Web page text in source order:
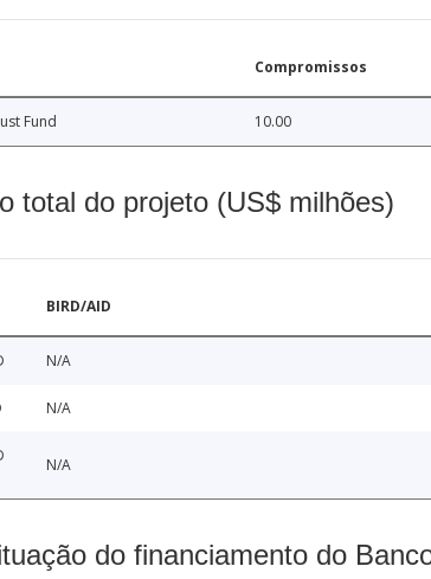
Compromissos
Fund 10.00
total do projeto (US$ milhões)
BIRD/AID
N/A
N/A
N/A
do financiamento do